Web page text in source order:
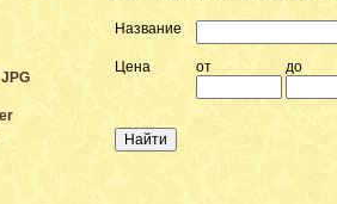
Название
Цена от до